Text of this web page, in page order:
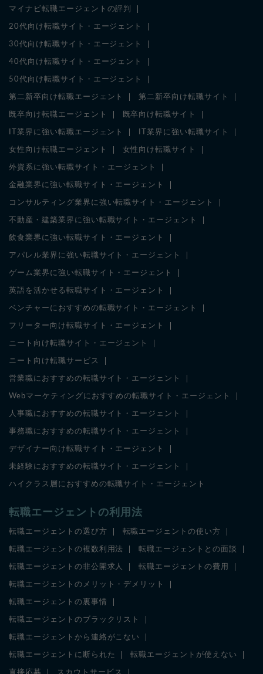
マイナビ転職エージェントの評判
20代向け転職サイト・エージェント
30代向け転職サイト・エージェント
40代向け転職サイト・エージェント
50代向け転職サイト・エージェント
第二新卒向け転職エージェント 第二新卒向け転職サイト
既卒向け転職エージェント 既卒向け転職サイト
IT業界に強い転職エージェント IT業界に強い転職サイト
女性向け転職エージェント 女性向け転職サイト
外資系に強い転職サイト・エージェント
金融業界に強い転職サイト・エージェント
コンサルティング業界に強い転職サイト・エージェント
不動産・建築業界に強い転職サイト・エージェント
飲食業界に強い転職サイト・エージェント
アパレル業界に強い転職サイト・エージェント
ゲーム業界に強い転職サイト・エージェント
英語を活かせる転職サイト・エージェント
ベンチャーにおすすめの転職サイト・エージェント
フリーター向け転職サイト・エージェント
ニート向け転職サイト・エージェント
ニート向け転職サービス
営業職におすすめの転職サイト・エージェント
Webマーケティングにおすすめの転職サイト・エージェント
人事職におすすめの転職サイト・エージェント
事務職におすすめの転職サイト・エージェント
デザイナー向け転職サイト・エージェント
未経験におすすめの転職サイト・エージェント
ハイクラス層におすすめの転職サイト・エージェント
転職エージェントの利用法
転職エージェントの選び方 転職エージェントの使い方
転職エージェントの複数利用法 転職エージェントとの面談
転職エージェントの非公開求人 転職エージェントの費用
転職エージェントのメリット・デメリット
転職エージェントの裏事情
転職エージェントのブラックリスト
転職エージェントから連絡がこない
転職エージェントに断られた 転職エージェントが使えない